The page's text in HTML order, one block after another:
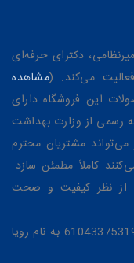
دکترای حرفه‌ای
مشاهده
این فروشگاه دارای
رسمی از وزارت بهداشت
مشتریان محترم
کاملاً مطمئن سازد.
از نظر کیفیت و صحت
شماره کارت جهت خرید محصولات : 6104337531945416 به نام رویا